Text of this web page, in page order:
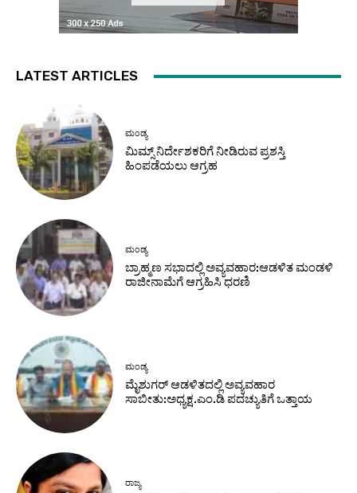
LATEST ARTICLES
ಮಂಡ್ಯ
ಮಿಮ್ಸ್ ನಿರ್ದೇಶಕರಿಗೆ ನೀಡಿರುವ ಪ್ರಶಸ್ತಿ
ಹಿಂಪಡೆಯಲು ಆಗ್ರಹ
ಮಂಡ್ಯ
ಬ್ರಾಹ್ಮಣ ಸಭಾದಲ್ಲಿ ಅವ್ಯವಹಾರ:ಆಡಳಿತ ಮಂಡಳಿ
ರಾಜೀನಾಮೆಗೆ ಆಗ್ರಹಿಸಿ ಧರಣಿ
ಮಂಡ್ಯ
ಮೈಶುಗರ್ ಆಡಳಿತದಲ್ಲಿ ಅವ್ಯವಹಾರ
ಸಾಬೀತು:ಅಧ್ಯಕ್ಷ.ಎಂ.ಡಿ ಪದಚ್ಯುತಿಗೆ ಒತ್ತಾಯ
ರಾಜ್ಯ